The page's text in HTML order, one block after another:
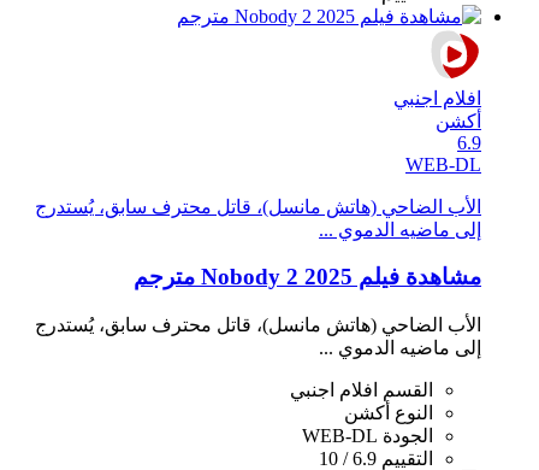
افلام اجنبي
أكشن
6.9
WEB-DL
الأب الضاحي (هاتش مانسل)، قاتل محترف سابق، يُستدرج
إلى ماضيه الدموي ...
مشاهدة فيلم Nobody 2 2025 مترجم
الأب الضاحي (هاتش مانسل)، قاتل محترف سابق، يُستدرج
إلى ماضيه الدموي ...
القسم
افلام اجنبي
النوع أكشن
الجودة WEB-DL
التقييم 6.9 / 10